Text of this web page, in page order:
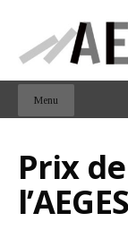
Menu
Prix
l’AEGES